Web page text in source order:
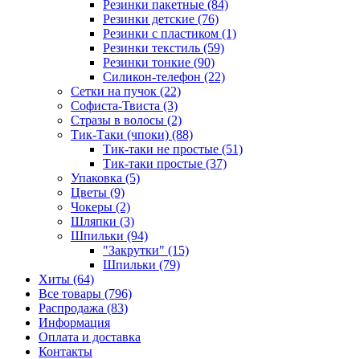
Резинки пакетные (84)
Резинки детские (76)
Резинки с пластиком (1)
Резинки текстиль (59)
Резинки тонкие (90)
Силикон-телефон (22)
Сетки на пучок (22)
Софиста-Твиста (3)
Стразы в волосы (2)
Тик-Таки (чпоки) (88)
Тик-таки не простые (51)
Тик-таки простые (37)
Упаковка (5)
Цветы (9)
Чокеры (2)
Шляпки (3)
Шпильки (94)
"Закрутки" (15)
Шпильки (79)
Хиты (64)
Все товары (796)
Распродажа (83)
Информация
Оплата и доставка
Контакты